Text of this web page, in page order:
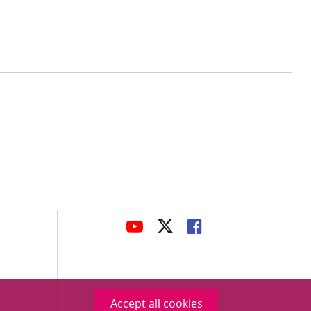
Accept all cookies
LINK
APPLICATION.
LINK
APPLICATION.
LINK
APPLICATION.